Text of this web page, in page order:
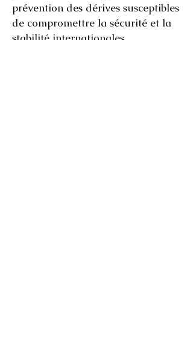
prévention des dérives susceptibles
de compromettre la sécurité et la
stabilité internationales.